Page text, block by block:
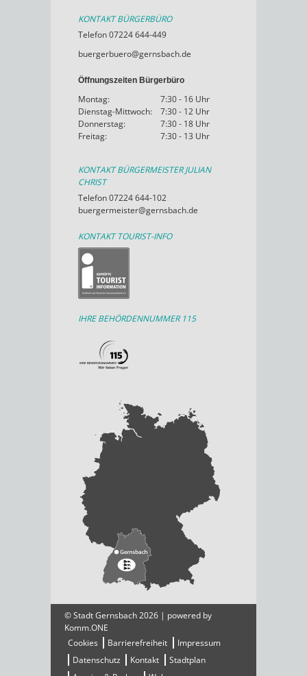
KONTAKT BÜRGERBÜRO
Telefon 07224 644-449
buergerbuero@gernsbach.de
Öffnungszeiten Bürgerbüro
Montag:
7:30 - 16 Uhr
Dienstag-Mittwoch:
7:30 - 12 Uhr
Donnerstag:
7:30 - 18 Uhr
Freitag:
7:30 - 13 Uhr
KONTAKT BÜRGERMEISTER JULIAN
CHRIST
Telefon 07224 644-102
buergermeister@gernsbach.de
KONTAKT TOURIST-INFO
IHRE BEHÖRDENNUMMER 115
© Stadt Gernsbach 2026 | powered by
Komm.ONE
Cookies
Barrierefreiheit
Impressum
Datenschutz
Kontakt
Stadtplan